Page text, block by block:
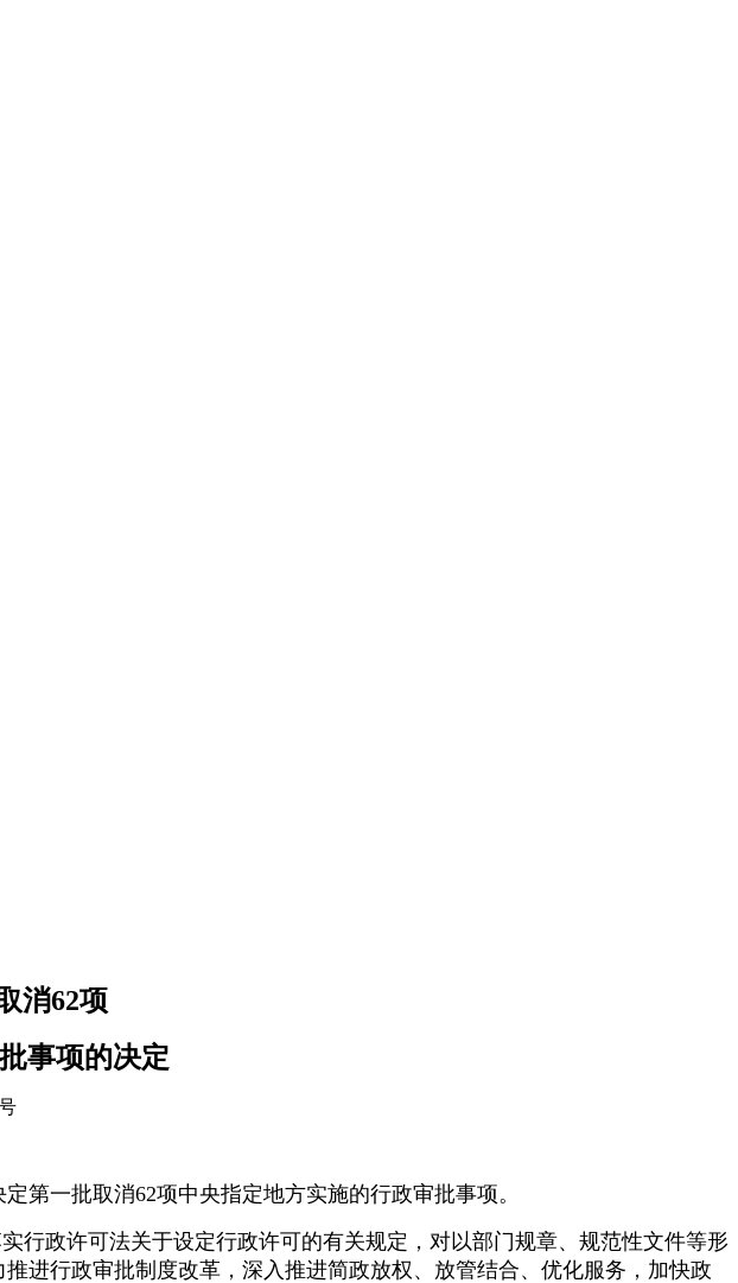
消62项
事项的决定
第一批取消62项中央指定地方实施的行政审批事项。
行政许可法关于设定行政许可的有关规定，对以部门规章、规范性文件等形
进行政审批制度改革，深入推进简政放权、放管结合、优化服务，加快政